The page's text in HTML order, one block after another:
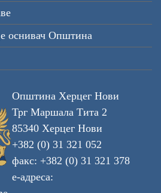
оснивач Општина
Општина Херцег Нови
Трг Маршала Тита 2
85340 Херцег Нови
+382 (0) 31 321 052
факс: +382 (0) 31 321 378
е-адреса: